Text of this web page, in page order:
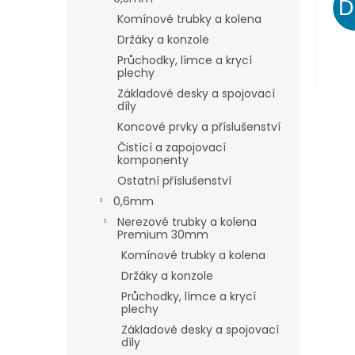
Komínové trubky a kolena
Držáky a konzole
Průchodky, límce a krycí
plechy
Základové desky a spojovací
díly
Koncové prvky a příslušenství
Čistící a zapojovací
komponenty
Ostatní příslušenství
0,6mm
Nerezové trubky a kolena
Premium 30mm
Komínové trubky a kolena
Držáky a konzole
Průchodky, límce a krycí
plechy
Základové desky a spojovací
díly